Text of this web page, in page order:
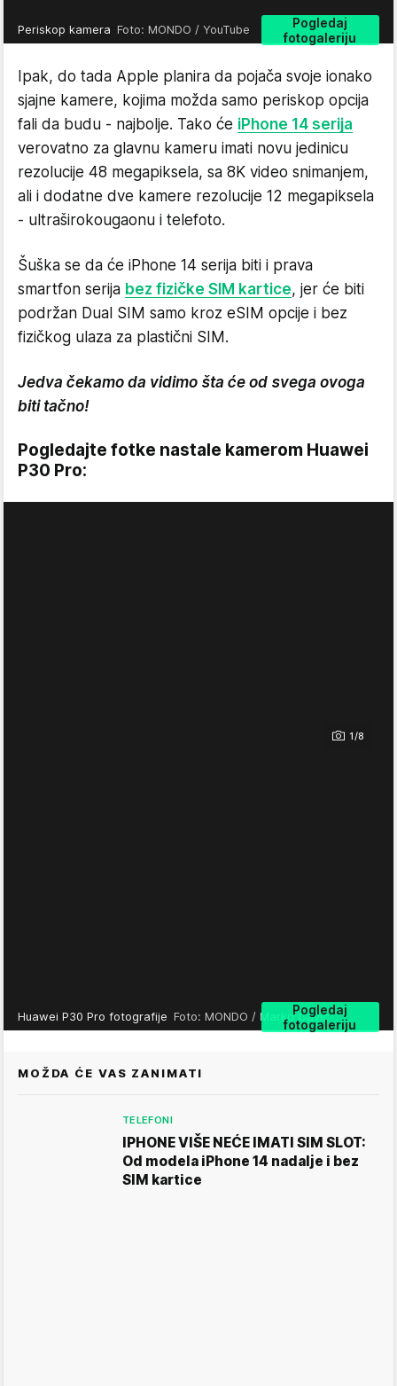
Pogledaj
fotogaleriju
Periskop kamera Foto: MONDO / YouTube
Ipak, do tada Apple planira da pojača svoje ionako
sjajne kamere, kojima možda samo periskop opcija
fali da budu - najbolje. Tako će iPhone 14 serija
verovatno za glavnu kameru imati novu jedinicu
rezolucije 48 megapiksela, sa 8K video snimanjem,
ali i dodatne dve kamere rezolucije 12 megapiksela
- ultraširokougaonu i telefoto.
Šuška se da će iPhone 14 serija biti i prava
smartfon serija bez fizičke SIM kartice, jer će biti
podržan Dual SIM samo kroz eSIM opcije i bez
fizičkog ulaza za plastični SIM.
Jedva čekamo da vidimo šta će od svega ovoga
biti tačno!
Pogledajte fotke nastale kamerom Huawei
P30 Pro:
1/8
Pogledaj
fotogaleriju
Huawei P30 Pro fotografije Foto: MONDO / Marko Čavić
MOŽDA ĆE VAS ZANIMATI
TELEFONI
IPHONE VIŠE NEĆE IMATI SIM SLOT:
Od modela iPhone 14 nadalje i bez
SIM kartice